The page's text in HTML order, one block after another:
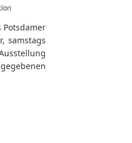
Potsdamer
samstags